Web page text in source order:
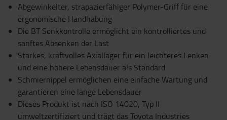
Abgewinkelter, strapazierfähiger Polymer-Griff für eine
ergonomische Handhabung
Die BT Senkkontrolle ermöglicht ein kontrolliertes und
sanftes Absenken der Last
Starkes, kraftvolles Axiallager für ein leichteres Lenken
und eine höhere Lebensdauer als Standard
Schmiernippel ermöglichen eine einfache Wartung und
garantieren eine lange Lebensdauer
Dieses Produkt ist nach ISO 14020, Typ II
umweltzertifiziert und trägt das Toyota Industries